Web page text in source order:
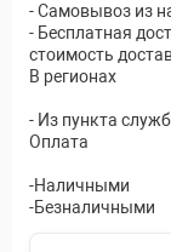
- Самовывоз из
- Бесплатная
стоимость
В регионах
- Из пункта
Оплата
-Наличными
-Безналичными